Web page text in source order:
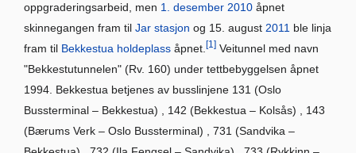
oppgraderingsarbeid, men 1. desember 2010 åpnet
skinnegangen fram til Jar stasjon og 15. august 2011 ble linja
fram til Bekkestua holdeplass åpnet. [1] Veitunnel med navn
"Bekkestutunnelen" (Rv. 160) under tettbebyggelsen åpnet
1994. Bekkestua betjenes av busslinjene 131 (Oslo
Bussterminal – Bekkestua) , 142 (Bekkestua – Kolsås) , 143
(Bærums Verk – Oslo Bussterminal) , 731 (Sandvika –